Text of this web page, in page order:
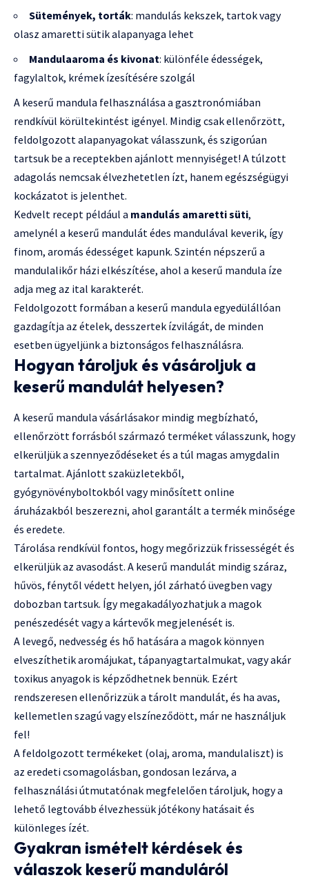
Sütemények, torták: mandulás kekszek, tartok vagy
olasz amaretti sütik alapanyaga lehet
Mandulaaroma és kivonat: különféle édességek,
fagylaltok, krémek ízesítésére szolgál
A keserű mandula felhasználása a gasztronómiában
rendkívül körültekintést igényel. Mindig csak ellenőrzött,
feldolgozott alapanyagokat válasszunk, és szigorúan
tartsuk be a receptekben ajánlott mennyiséget! A túlzott
adagolás nemcsak élvezhetetlen ízt, hanem egészségügyi
kockázatot is jelenthet.
Kedvelt recept például a mandulás amaretti süti,
amelynél a keserű mandulát édes mandulával keverik, így
finom, aromás édességet kapunk. Szintén népszerű a
mandulalikőr házi elkészítése, ahol a keserű mandula íze
adja meg az ital karakterét.
Feldolgozott formában a keserű mandula egyedülállóan
gazdagítja az ételek, desszertek ízvilágát, de minden
esetben ügyeljünk a biztonságos felhasználásra.
Hogyan tároljuk és vásároljuk a
keserű mandulát helyesen?
A keserű mandula vásárlásakor mindig megbízható,
ellenőrzött forrásból származó terméket válasszunk, hogy
elkerüljük a szennyeződéseket és a túl magas amygdalin
tartalmat. Ajánlott szaküzletekből,
gyógynövényboltokból vagy minősített online
áruházakból beszerezni, ahol garantált a termék minősége
és eredete.
Tárolása rendkívül fontos, hogy megőrizzük frissességét és
elkerüljük az avasodást. A keserű mandulát mindig száraz,
hűvös, fénytől védett helyen, jól zárható üvegben vagy
dobozban tartsuk. Így megakadályozhatjuk a magok
penészedését vagy a kártevők megjelenését is.
A levegő, nedvesség és hő hatására a magok könnyen
elveszíthetik aromájukat, tápanyagtartalmukat, vagy akár
toxikus anyagok is képződhetnek bennük. Ezért
rendszeresen ellenőrizzük a tárolt mandulát, és ha avas,
kellemetlen szagú vagy elszíneződött, már ne használjuk
fel!
A feldolgozott termékeket (olaj, aroma, mandulaliszt) is
az eredeti csomagolásban, gondosan lezárva, a
felhasználási útmutatónak megfelelően tároljuk, hogy a
lehető legtovább élvezhessük jótékony hatásait és
különleges ízét.
Gyakran ismételt kérdések és
válaszok keserű manduláról